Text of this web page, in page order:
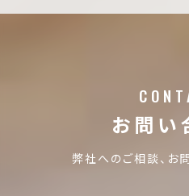
お問い
弊社へのご相談、お